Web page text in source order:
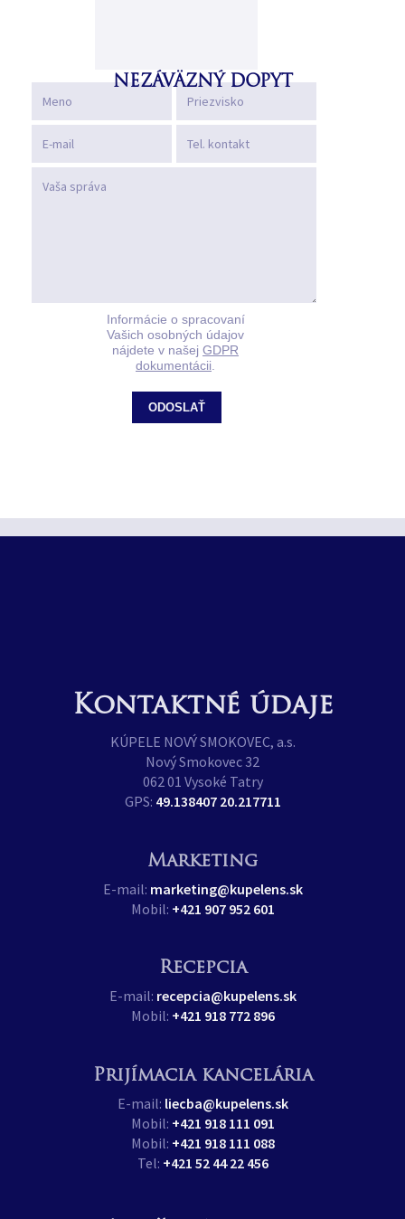
NEZÁVÄZNÝ DOPYT
Informácie o spracovaní
Vašich osobných údajov
nájdete v našej GDPR
dokumentácii
ODOSLAŤ
Kontaktné údaje
KÚPELE NOVÝ SMOKOVEC, a.s.
Nový Smokovec 32
062 01 Vysoké Tatry
GPS: 49.138407 20.217711
Marketing
E-mail: marketing@kupelens.sk
Mobil: +421 907 952 601
Recepcia
E-mail: recepcia@kupelens.sk
Mobil: +421 918 772 896
Prijímacia kancelária
E-mail: liecba@kupelens.sk
Mobil: +421 918 111 091
Mobil: +421 918 111 088
Tel: +421 52 44 22 456